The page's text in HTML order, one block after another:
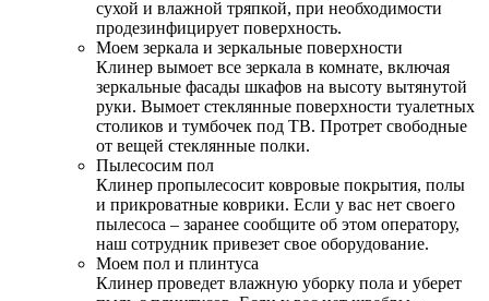
сухой и влажной тряпкой, при необходимости
продезинфицирует поверхность.
Моем зеркала и зеркальные поверхности
Клинер вымоет все зеркала в комнате, включая
зеркальные фасады шкафов на высоту вытянутой
руки. Вымоет стеклянные поверхности туалетных
столиков и тумбочек под ТВ. Протрет свободные
от вещей стеклянные полки.
Пылесосим пол
Клинер пропылесосит ковровые покрытия, полы
и прикроватные коврики. Если у вас нет своего
пылесоса – заранее сообщите об этом оператору,
наш сотрудник привезет свое оборудование.
Моем пол и плинтуса
Клинер проведет влажную уборку пола и уберет